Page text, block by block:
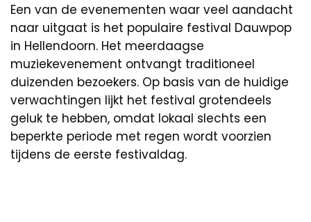
Een van de evenementen waar veel aandacht
naar uitgaat is het populaire festival Dauwpop
in Hellendoorn. Het meerdaagse
muziekevenement ontvangt traditioneel
duizenden bezoekers. Op basis van de huidige
verwachtingen lijkt het festival grotendeels
geluk te hebben, omdat lokaal slechts een
beperkte periode met regen wordt voorzien
tijdens de eerste festivaldag.